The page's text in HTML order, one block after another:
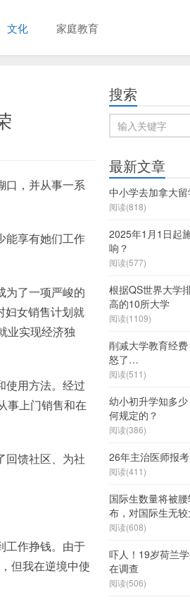
文化 家庭教育
口，并从事一系
能享有她们工作
为了一项严峻的
妇女销售计划就
业实现经济独
使用方法。经过
事上门销售和在
回馈社区、为社
工作挣钱。由于
但我在逆境中使
搜索
最新文章
中小学去加拿大
阅读(818)
2025年1月1日起
响？
阅读(577)
根据QS世界大学
高的10所大学
阅读(1109)
削减大学教育经
怒了…
阅读(511)
幼小初升学知多
何规定的？
阅读(386)
26年主治医师报
阅读(411)
国际生数量将被
布，对国际生无较
阅读(608)
吓人！19岁荷兰
在调查
阅读(506)